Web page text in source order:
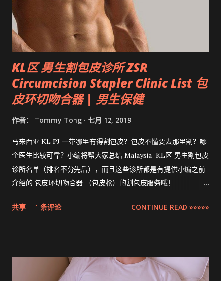
KL区 男生割包皮诊所 ZSR
Circumcision Stapler Clinic List 包
皮环切吻合器 | 男生保健
作者： Tommy Tong 七月 12, 2019
马来西亚 KL PJ 一带哪里有得割包皮？包皮不懂要去那里割？哪
个医生比较可靠？小编将帮大家总结 Malaysia KL区 男生割包皮
诊所名单（排名不分先后），而且这些诊所都是有提供小编之前
介绍的 包皮环切吻合器 （包皮枪）的割包皮服务哦！
Klang Valley 。
共享 1 条评论 CONTINUE READ »»»»»